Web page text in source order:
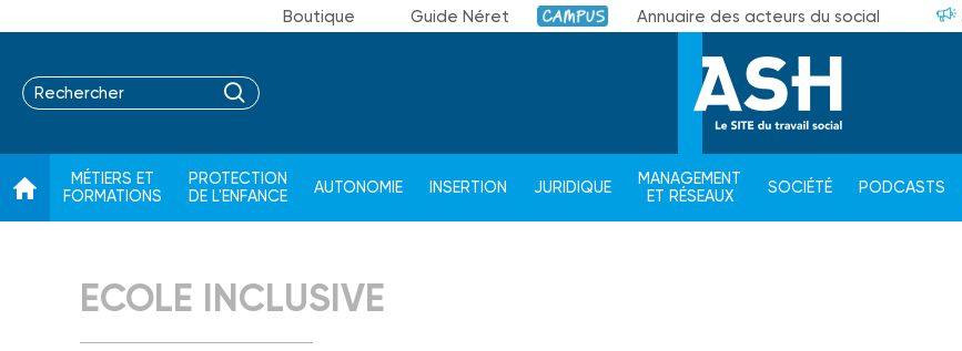
Boutique Guide Néret Campus Annuaire des acteurs du social
MÉTIERS ET
FORMATIONS
PROTECTION
DE L'ENFANCE
AUTONOMIE INSERTION JURIDIQUE
MANAGEMENT
ET RÉSEAUX
SOCIÉTÉ PODCASTS
ECOLE INCLUSIVE